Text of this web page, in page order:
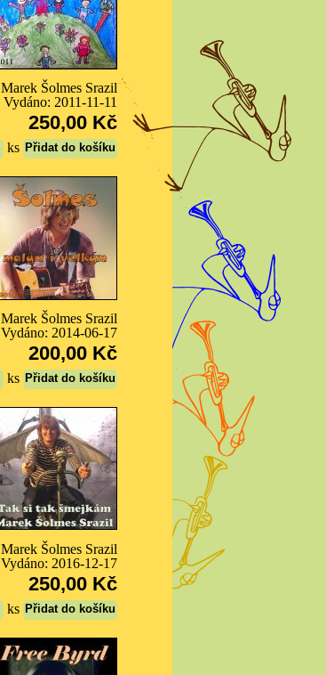
Marek Šolmes Srazil
Vydáno: 2011-11-11
250,00 Kč
ks
Marek Šolmes Srazil
Vydáno: 2014-06-17
200,00 Kč
ks
Marek Šolmes Srazil
Vydáno: 2016-12-17
250,00 Kč
ks